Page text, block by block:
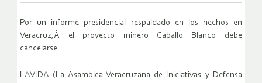
Por un informe presidencial respaldado en los hechos en
Veracruz,Â el proyecto minero Caballo Blanco debe
cancelarse.
LAVIDA (La Asamblea Veracruzana de Iniciativas y Defensa